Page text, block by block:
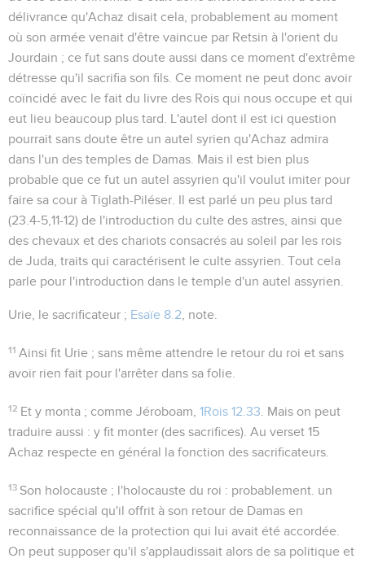
délivrance qu'Achaz disait cela, probablement au moment
où son armée venait d'être vaincue par Retsin à l'orient du
Jourdain ; ce fut sans doute aussi dans ce moment d'extrême
détresse qu'il sacrifia son fils. Ce moment ne peut donc avoir
coïncidé avec le fait du livre des Rois qui nous occupe et qui
eut lieu beaucoup plus tard. L'autel dont il est ici question
pourrait sans doute être un autel syrien qu'Achaz admira
dans l'un des temples de Damas. Mais il est bien plus
probable que ce fut un autel assyrien qu'il voulut imiter pour
faire sa cour à Tiglath-Piléser. Il est parlé un peu plus tard
(23.4-5,11-12) de l'introduction du culte des astres, ainsi que
des chevaux et des chariots consacrés au soleil par les rois
de Juda, traits qui caractérisent le culte assyrien. Tout cela
parle pour l'introduction dans le temple d'un autel assyrien.
Urie, le sacrificateur ; Esaïe 8.2 , note.
11 Ainsi fit Urie ; sans même attendre le retour du roi et sans
avoir rien fait pour l'arrêter dans sa folie.
12 Et y monta ; comme Jéroboam,1Rois 12.33 . Mais on peut
traduire aussi : y fit monter (des sacrifices). Au verset 15
Achaz respecte en général la fonction des sacrificateurs.
13 Son holocauste ; l'holocauste du roi : probablement. un
sacrifice spécial qu'il offrit à son retour de Damas en
reconnaissance de la protection qui lui avait été accordée.
On peut supposer qu'il s'applaudissait alors de sa politique et